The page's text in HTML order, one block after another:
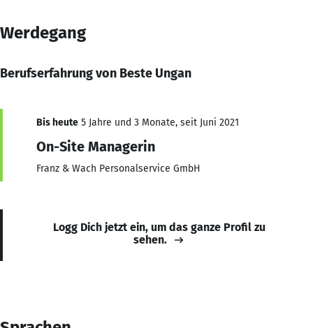
Werdegang
Berufserfahrung von Beste Ungan
Bis heute 5 Jahre und 3 Monate, seit Juni 2021
On-Site Managerin
Franz & Wach Personalservice GmbH
Logg Dich jetzt ein, um das ganze Profil zu
sehen.